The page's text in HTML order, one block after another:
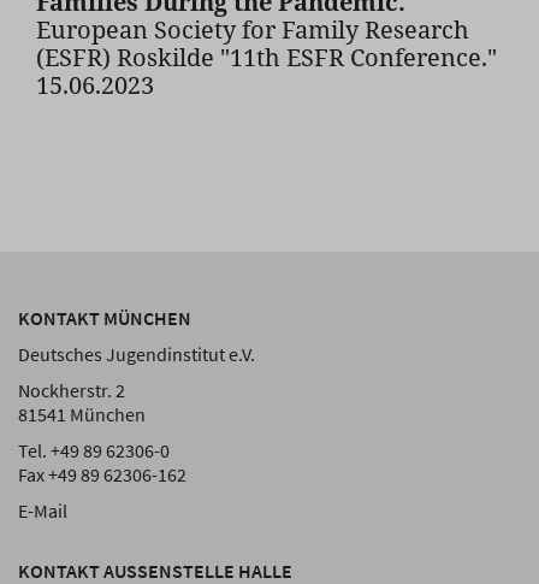
European Society for Family Research
(ESFR) Roskilde "11th ESFR Conference."
15.06.2023
KONTAKT MÜNCHEN
Deutsches Jugendinstitut e.V.
Nockherstr. 2
81541 München
Tel. +49 89 62306-0
Fax +49 89 62306-162
E-Mail
KONTAKT AUSSENSTELLE HALLE